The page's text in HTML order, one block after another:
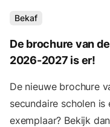
Bekaf
De brochure van
2026-2027 is er!
De nieuwe brochure
secundaire scholen
exemplaar? Bekijk